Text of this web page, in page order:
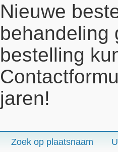
Nieuwe
behandeling
bestelling
jaren!
Zoek op plaatsnaam